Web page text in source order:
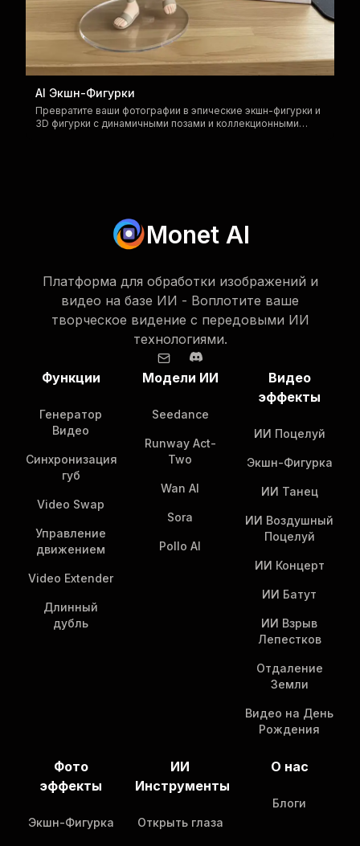
AI Экшн-Фигурки
Превратите ваши фотографии в эпические экшн-фигурки и
3D фигурки с динамичными позами и коллекционными
Monet AI
Платформа для обработки изображений и
видео на базе ИИ - Воплотите ваше
творческое видение с передовыми ИИ
технологиями.
Функции
Генератор
Видео
Синхронизация
губ
Video Swap
Управление
движением
Video Extender
Длинный
дубль
Модели ИИ
Seedance
Runway Act-
Two
Wan AI
Sora
Pollo AI
Видео
эффекты
ИИ Поцелуй
Экшн-Фигурка
ИИ Танец
ИИ Воздушный
Поцелуй
ИИ Концерт
ИИ Батут
ИИ Взрыв
Лепестков
Отдаление
Земли
Видео на День
Рождения
Фото
эффекты
Экшн-Фигурка
ИИ
Инструменты
Открыть глаза
О нас
Блоги